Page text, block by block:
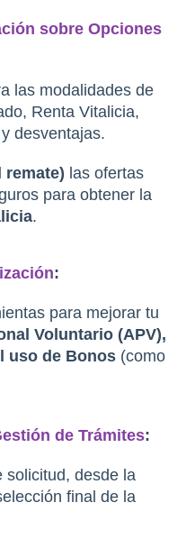
sobre Opciones
las modalidades de
Renta Vitalicia,
desventajas.
remate) las ofertas
para obtener la
.
:
para mejorar tu
Voluntario (APV),
uso de Bonos (como
de Trámites:
solicitud, desde la
final de la